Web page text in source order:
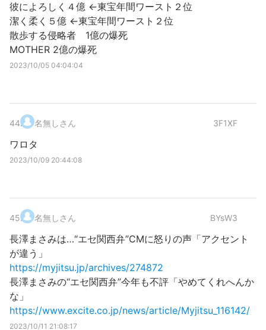
彼によろしく４億 ←東宝年間ワースト２位
潔く柔く５億 ←東宝年間ワースト２位
散歩する侵略者 1億の爆死
MOTHER 2億の爆死
2023/10/05 04:04:04
44. 名無しさん 3F1XF
ワロタ
2023/10/09 20:44:08
45. 名無しさん BYsW3
長澤まさみは…“エセ関西弁”CMに怒りの声「アクセント
が違う」
https://myjitsu.jp/archives/274872
長澤まさみの“エセ関西弁”今年も不評「やめてくれへんか
な」
https://www.excite.co.jp/news/article/Myjitsu_116142/
2023/10/11 21:08:17